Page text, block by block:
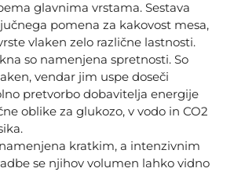
glavnima vrstama. Sestava
pomena za kakovost mesa,
vlaken zelo različne lastnosti.
so namenjena spretnosti. So
vendar jim uspe doseči
pretvorbo dobavitelja energije
oblike za glukozo, v vodo in CO2
kratkim, a intenzivnim
se njihov volumen lahko vidno